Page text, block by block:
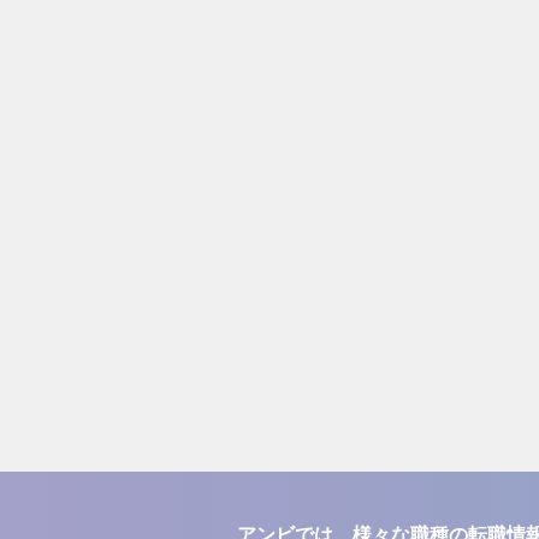
アンビでは、様々な職種の転職情